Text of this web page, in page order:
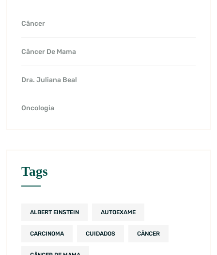
Câncer
Câncer De Mama
Dra. Juliana Beal
Oncologia
Tags
ALBERT EINSTEIN AUTOEXAME
CARCINOMA CUIDADOS CÂNCER